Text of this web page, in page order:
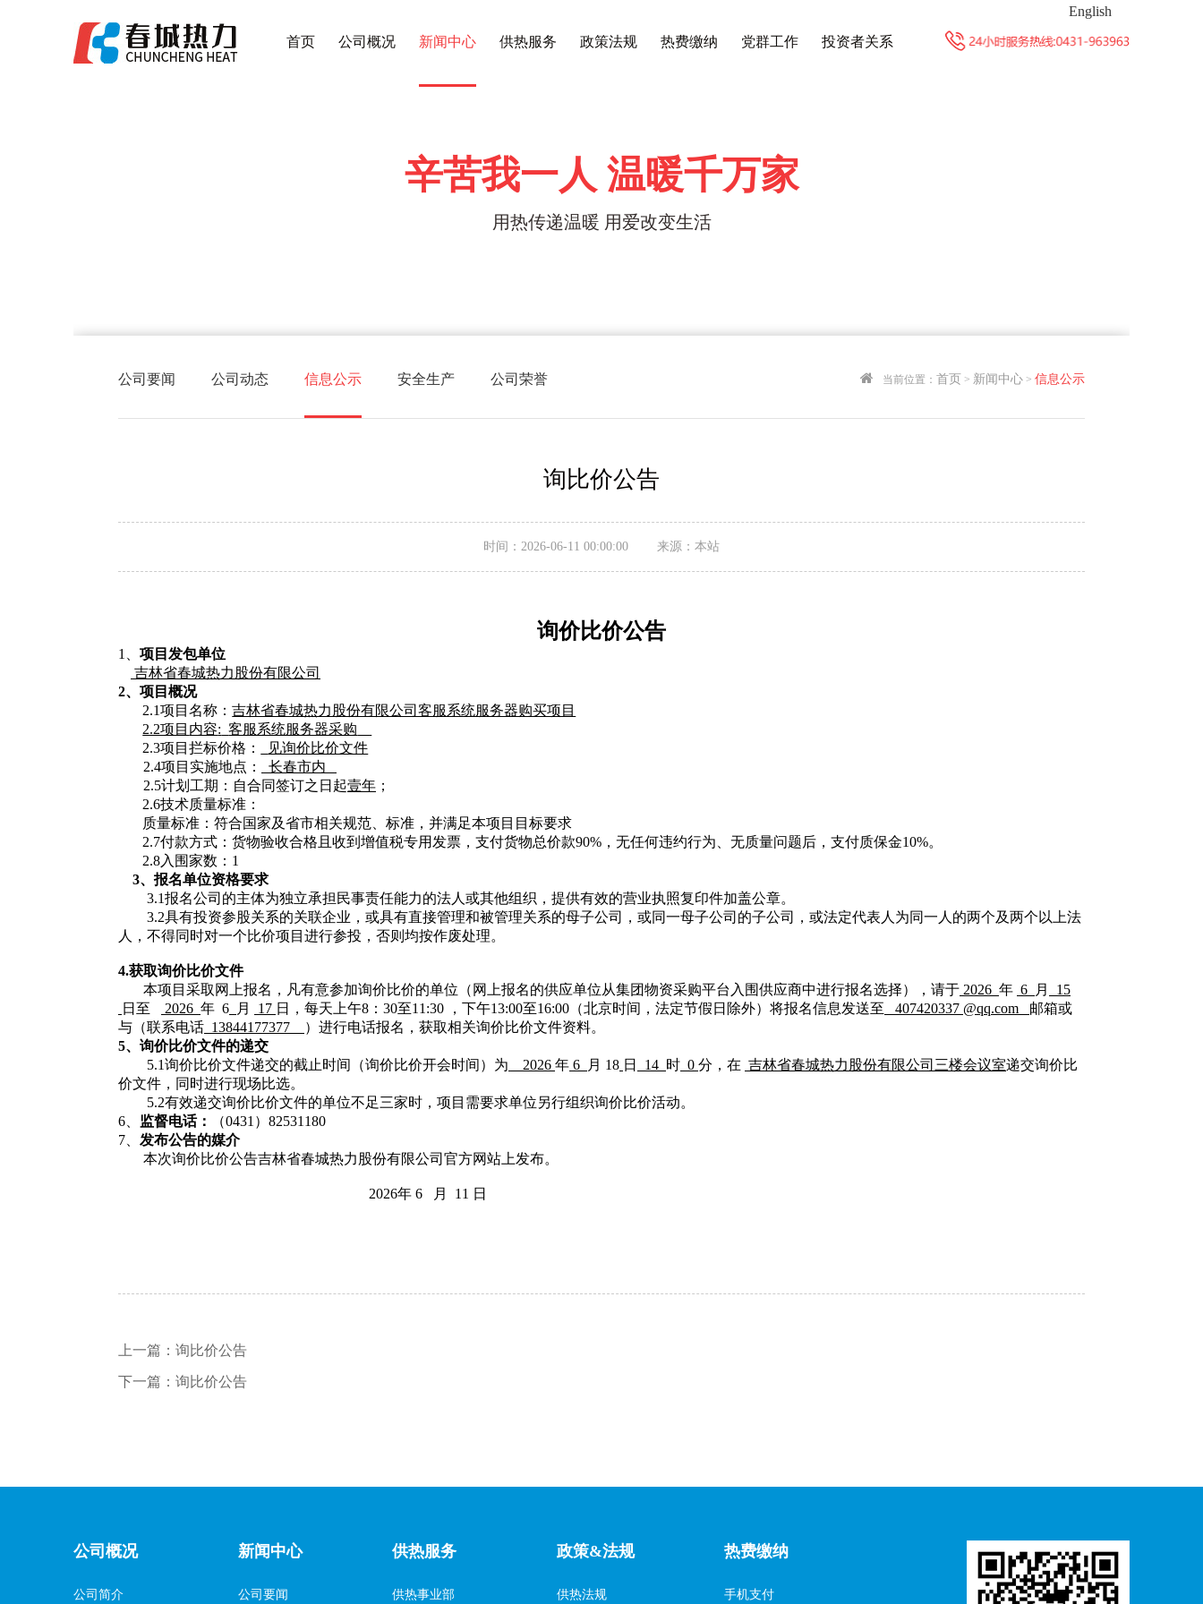
首页 公司概况 新闻中心 供热服务 政策法规 热费缴纳 党群工作 投资者关系
English
辛苦我一人 温暖千万家
用热传递温暖 用爱改变生活
公司要闻 公司动态 信息公示 安全生产 公司荣誉 当前位置： 首页 > 新闻中心 > 信息公示
询比价公告
时间：2026-06-11 00:00:00 来源：本站
询价比价公告
1、 项目发包单位
吉林省春城热力股份有限公司
2、项目概况
2.1项目名称：吉林省春城热力股份有限公司客服系统服务器购买项目
2.2项目 内容: 客服系统服务器采购
2.3项目拦标价格：
见询价比价文件
2.4项目实施地点：
长春市内
2.5计划工期：自合同签订之日起壹年 ；
2.6技术质量标准：
质量标准：符合国家及省市相关规范、标准，并满足本项目目标要求
2.7付款方式：货物验收合格且收到增值税专用发票 ，支付货物总价款90%，无任何违约行为、无质量问题后，支付质保金10%。
2.8入围家数：1
3、 报名单位资格要求
3.1报名公司的主体为独立承担民事责任能力的法人或其他组织，提供有效的营业执照复印件加盖公章。
3.2具有投资参股关系的关联企业，或具有直接管理和被管理关系的母子公司，或同一母子公司的子公司，或法定代表人为同一人的两个及两个以上法
人，不得同时对一个比价项目进行参投，否则均按作废处理。
4.获取询价比价文件
本项目采取网上报名，凡有意参加询价比价的单位（网上报名的供应单位从集团物资采购平台入围供应商中进行报名选择），请于 2026 年 6 月
15
日至
2026 年 6 月 17 日 ，每天上午8： 30至11:30 ，下午13:00至16:00（北京时间，法定节假日除外）将报名信息发送至 407420337 @qq.com
邮箱或
与（联系电话 13844177377
）进行电话报名，获取相关询价比价文件资料。
5、 询价比价文件的递交
5.1询价比价文件递交的截止时间（询价比价开会时间）为
2026 年 6 月 18 日 14 时 0 分， 在 吉林省春城热力股份有限公司三楼会议室递交询价比
价文件，同时进行现场比选。
5.2有效递交询价比价文件的单位不足三家时，项目需要求单位另行组织询价比价活动。
6、 监督电话： （0431）82531180
7、 发布公告的媒介
本次询价比价公告吉林省春城热力股份有限公司官方网站上发布。
2026年 6 月 11 日
上一篇： 询比价公告
下一篇： 询比价公告
公司概况
公司简介
新闻中心
公司要闻
供热服务
供热事业部
政策&法规
供热法规
热费缴纳
手机支付